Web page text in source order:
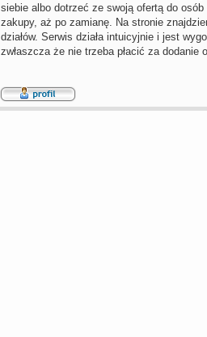
siebie albo dotrzeć ze swoją ofertą do
zakupy, aż po zamianę. Na stronie
działów. Serwis działa intuicyjnie i jest
zwłaszcza że nie trzeba płacić za dodanie